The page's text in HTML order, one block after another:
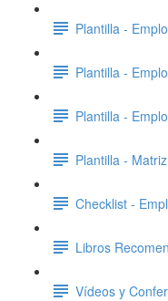
Plantilla -
Plantilla -
Plantilla -
Plantilla -
Checklist -
Libros
Vídeos y